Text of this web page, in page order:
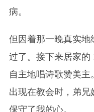
病。
但因着那一晚真实地
过了。接下来居家的
自主地唱诗歌赞美
出现在教会时，弟
保守了我的心。